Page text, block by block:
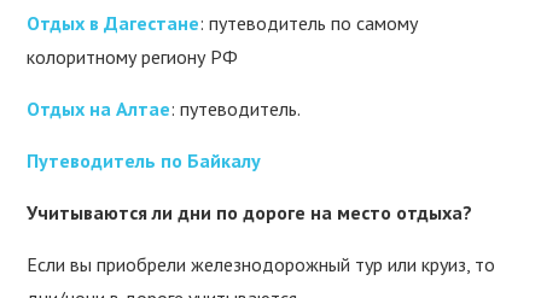
Отдых в Дагестане: путеводитель по самому
колоритному региону РФ
Отдых на Алтае: путеводитель.
Путеводитель по Байкалу
Учитываются ли дни по дороге на место отдыха?
Если вы приобрели железнодорожный тур или круиз, то